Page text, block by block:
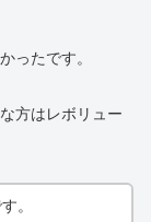
ったです。
方はレボリュー
。